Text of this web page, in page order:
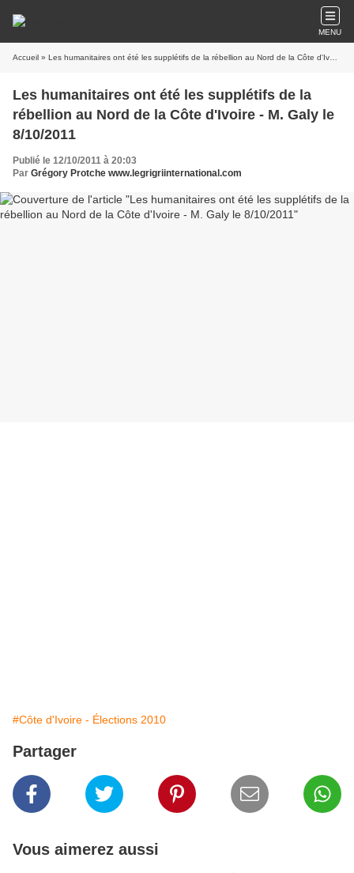
MENU
Accueil » Les humanitaires ont été les supplétifs de la rébellion au Nord de la Côte d'Ivoire - M. Galy le 8/10/2011
Les humanitaires ont été les supplétifs de la
rébellion au Nord de la Côte d'Ivoire - M. Galy le
8/10/2011
Publié le 12/10/2011 à 20:03
Par Grégory Protche www.legrigriinternational.com
#Côte d'Ivoire - Élections 2010
Partager
Vous aimerez aussi